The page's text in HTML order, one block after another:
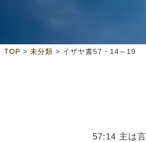
TOP > 未分類 > イザヤ書57・14～19
57:14 主は